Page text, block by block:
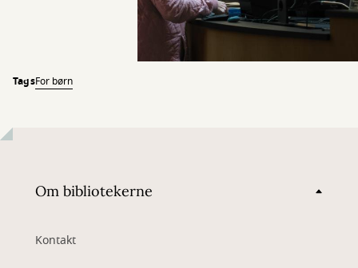
TagsFor børn
Om bibliotekerne
Kontakt